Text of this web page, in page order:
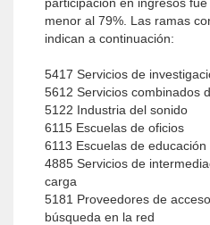
menor al 79%. Las ramas
indican a continuación:
5417 Servicios de
5612 Servicios combinados
5122 Industria del sonido
6115 Escuelas de oficios
6113 Escuelas de
4885 Servicios de
carga
5181 Proveedores de
búsqueda en la red